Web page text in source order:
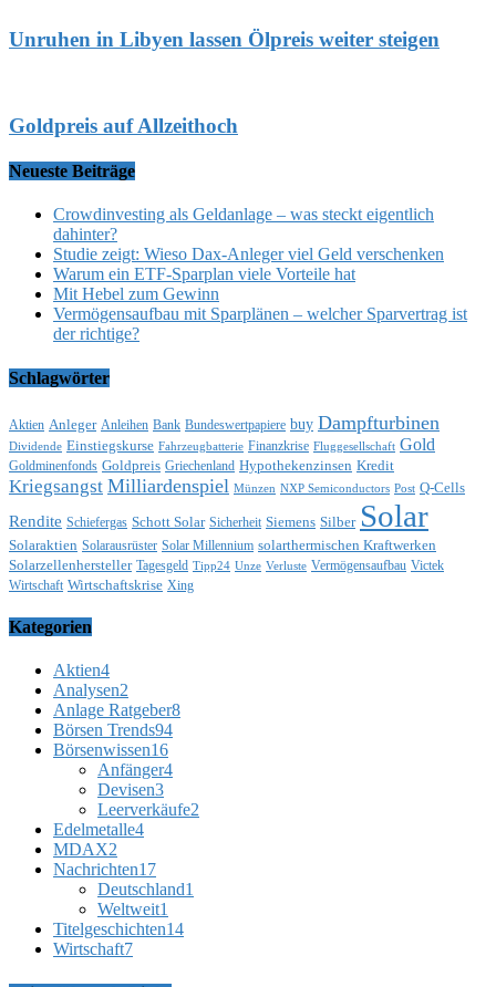
Unruhen in Libyen lassen Ölpreis weiter steigen
Goldpreis auf Allzeithoch
Neueste Beiträge
Crowdinvesting als Geldanlage – was steckt eigentlich
dahinter?
Studie zeigt: Wieso Dax-Anleger viel Geld verschenken
Warum ein ETF-Sparplan viele Vorteile hat
Mit Hebel zum Gewinn
Vermögensaufbau mit Sparplänen – welcher Sparvertrag ist
der richtige?
Schlagwörter
Aktien Anleger Anleihen Bank Bundeswertpapiere buy Dampfturbinen
Dividende Einstiegskurse Fahrzeugbatterie Finanzkrise Fluggesellschaft Gold
Goldminenfonds Goldpreis Griechenland Hypothekenzinsen Kredit
Kriegsangst Milliardenspiel Münzen NXP Semiconductors Post Q-Cells
Rendite Schiefergas Schott Solar Sicherheit Siemens Silber Solar
Solaraktien Solarausrüster Solar Millennium solarthermischen Kraftwerken
Solarzellenhersteller Tagesgeld Tipp24 Unze Verluste Vermögensaufbau Victek
Wirtschaft Wirtschaftskrise Xing
Kategorien
Aktien4
Analysen2
Anlage Ratgeber8
Börsen Trends94
Börsenwissen16
Anfänger4
Devisen3
Leerverkäufe2
Edelmetalle4
MDAX2
Nachrichten17
Deutschland1
Weltweit1
Titelgeschichten14
Wirtschaft7